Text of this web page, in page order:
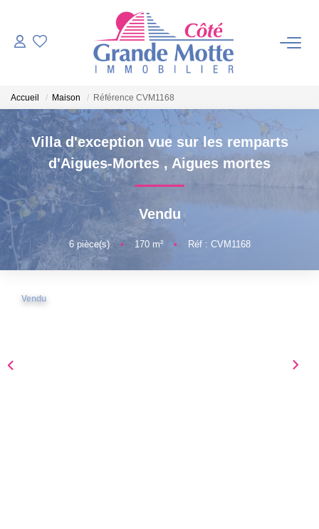
VENTES
PROGRAMMES NEUFS
ESTIMATION
NOTRE AGENCE
Accueil Maison Référence CVM1168
Villa d'exception vue sur les remparts
d'Aigues-Mortes , Aigues mortes
Vendu
6pièce(s) • 170m² • Réf : CVM1168
Vendu